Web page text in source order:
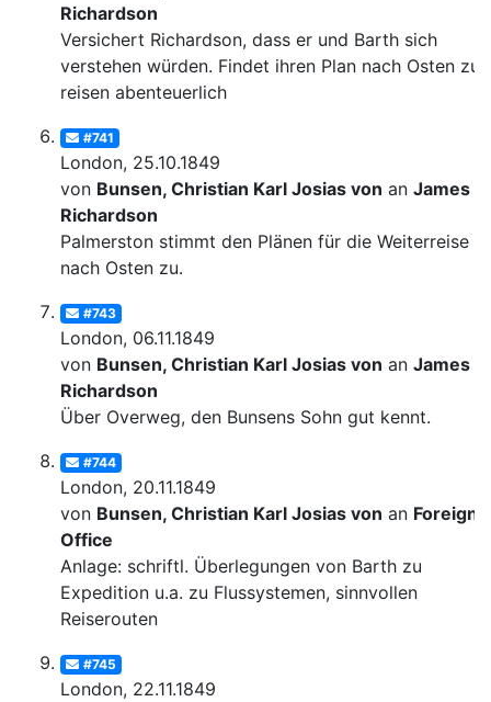
Richardson
Versichert Richardson, dass er und Barth sich
verstehen würden. Findet ihren Plan nach Osten zu
reisen abenteuerlich
#741
London, 25.10.1849
von Bunsen, Christian Karl Josias von an James
Richardson
Palmerston stimmt den Plänen für die Weiterreise
nach Osten zu.
#743
London, 06.11.1849
von Bunsen, Christian Karl Josias von an James
Richardson
Über Overweg, den Bunsens Sohn gut kennt.
#744
London, 20.11.1849
von Bunsen, Christian Karl Josias von an Foreign
Office
Anlage: schriftl. Überlegungen von Barth zu
Expedition u.a. zu Flussystemen, sinnvollen
Reiserouten
#745
London, 22.11.1849